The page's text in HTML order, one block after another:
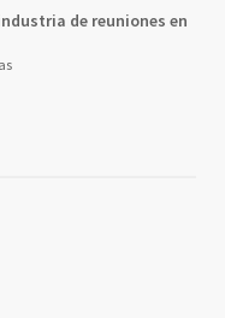
de reuniones en